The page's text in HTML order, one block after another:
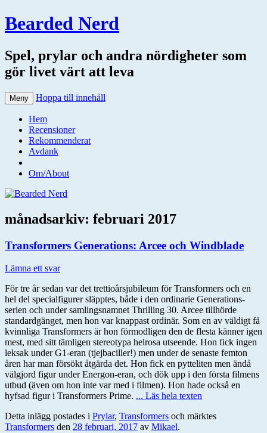
Bearded Nerd
Spel, prylar och andra nördigheter som
gör livet värt att leva
Meny Hoppa till innehåll
Hem
Recensioner
Rekommenderat
Avdank
Om/About
månadsarkiv: februari 2017
Transformers Generations: Arcee och Windblade
Lämna ett svar
För tre år sedan var det trettioårsjubileum för Transformers och en
hel del specialfigurer släpptes, både i den ordinarie Generations-
serien och under samlingsnamnet Thrilling 30. Arcee tillhörde
standardgänget, men hon var knappast ordinär. Som en av väldigt få
kvinnliga Transformers är hon förmodligen den de flesta känner igen
mest, med sitt tämligen stereotypa helrosa utseende. Hon fick ingen
leksak under G1-eran (tjejbaciller!) men under de senaste femton
åren har man försökt åtgärda det. Hon fick en pytteliten men ändå
välgjord figur under Energon-eran, och dök upp i den första filmens
utbud (även om hon inte var med i filmen). Hon hade också en
hyfsad figur i Transformers Prime. ... Läs hela texten
Detta inlägg postades i Prylar, Transformers och märktes
Transformers den 28 februari, 2017 av Mikael.